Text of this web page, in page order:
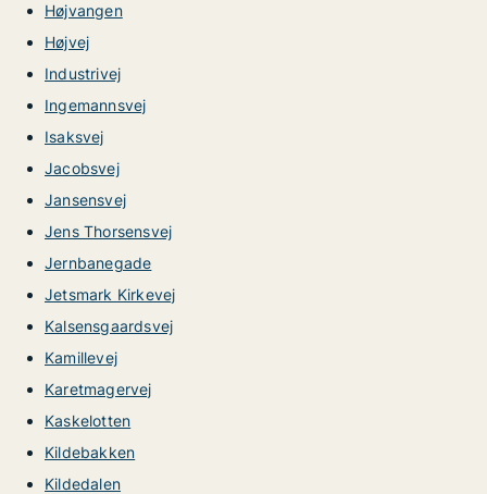
Højvangen
Højvej
Industrivej
Ingemannsvej
Isaksvej
Jacobsvej
Jansensvej
Jens Thorsensvej
Jernbanegade
Jetsmark Kirkevej
Kalsensgaardsvej
Kamillevej
Karetmagervej
Kaskelotten
Kildebakken
Kildedalen